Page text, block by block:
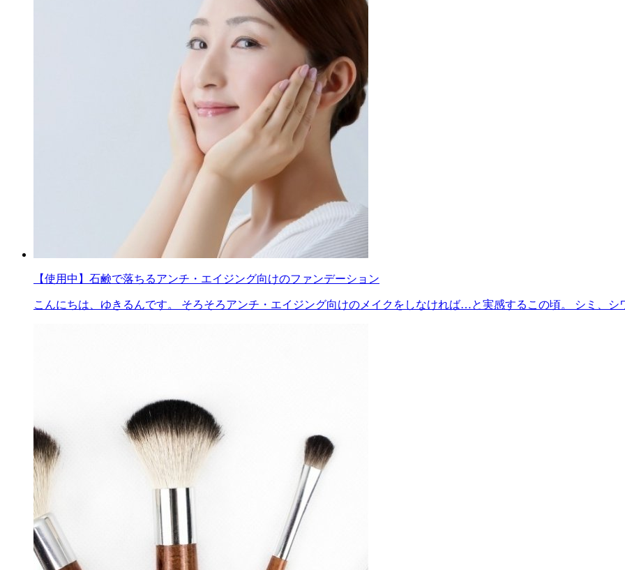
【使用中】石鹸で落ちるアンチ・エイジング向けのファンデーション
こんにちは、ゆきるんです。 そろそろアンチ・エイジング向けのメイクをしなければ…と実感するこの頃。 シミ、シ